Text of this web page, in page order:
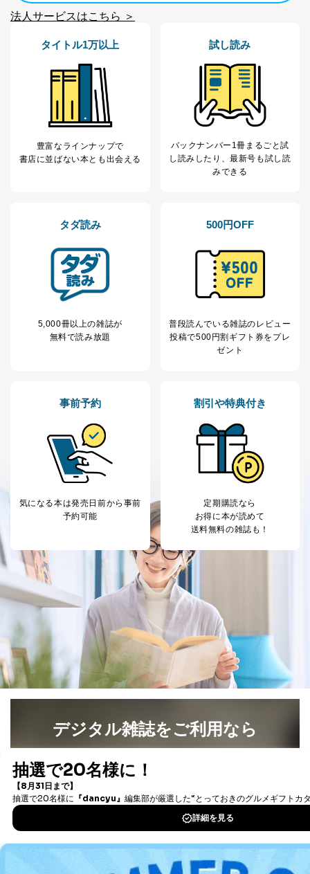
法人サービスはこちら ＞
タイトル1万以上
豊富なラインナップで
書店に並ばない本とも出会える
試し読み
バックナンバー1冊まるごと試
し読み したり、最新号も試し読
みできる
タダ読み
5,000冊以上の雑誌が
無料で読み放題
500円OFF
普段読んでいる雑誌のレビュー
投稿で500円割ギフト券をプレ
ゼント
事前予約
気になる本は発売日前から事前
予約可能
割引や特典付き
定期購読なら
お得に本が読めて
送料無料の雑誌も！
デジタル雑誌をご利用なら
書籍）が無料で読み放題！
DOWNLOAD FOR IOS
DOWNLOAD FOR ANDROID